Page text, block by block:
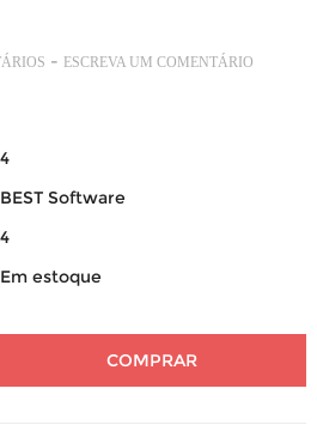
- ESCREVA UM COMENTÁRIO
4
BEST Software
4
Em estoque
COMPRAR